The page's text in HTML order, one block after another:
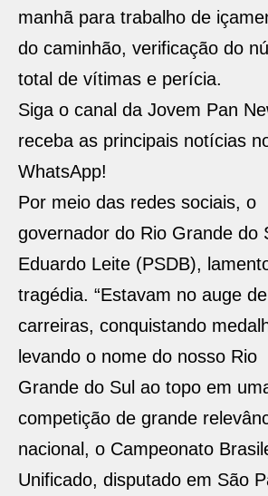
manhã para trabalho de
do caminhão, verificação do
total de vítimas e perícia.
Siga o canal da Jovem Pan
receba as principais notícias
WhatsApp!
Por meio das redes sociais, o
governador do Rio Grande do
Eduardo Leite (PSDB),
tragédia. “Estavam no auge
carreiras, conquistando
levando o nome do nosso Rio
Grande do Sul ao topo em
competição de grande
nacional, o Campeonato
Unificado, disputado em São